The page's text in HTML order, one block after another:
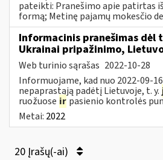
pateikti: Pranešimo apie patirtas
formą; Metinę pajamų mokesčio
Informacinis pranešimas dėl
Ukrainai pripažinimo,
Web turinio sąrašas 2022-10-28
Informuojame, kad nuo 2022-09-
nepaprastąją padėtį Lietuvoje, t. y.
ruožuose ir pasienio kontrolės
Metai: 2022
20 Įrašų(-ai)